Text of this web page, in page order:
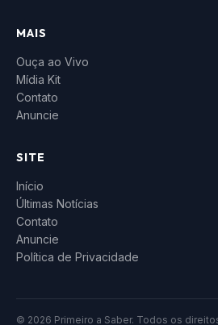
MAIS
Ouça ao Vivo
Mídia Kit
Contato
Anuncie
SITE
Início
Últimas Notícias
Contato
Anuncie
Política de Privacidade
© 2026 Primeiro a Saber. Todos os